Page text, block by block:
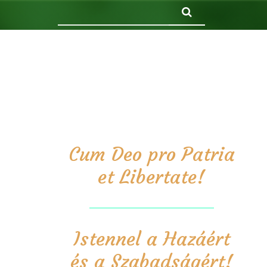
Cum Deo pro Patria
et Libertate!
Istennel a Hazáért
és a Szabadságért!